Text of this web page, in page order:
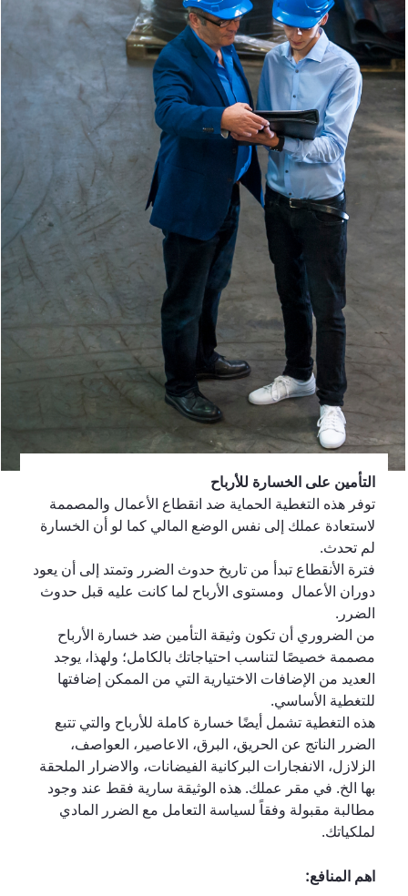
التأمين على الخسارة للأرباح
توفر هذه التغطية الحماية ضد انقطاع الأعمال والمصممة
لاستعادة عملك إلى نفس الوضع المالي كما لو أن الخسارة
لم تحدث.
فترة الأنقطاع تبدأ من تاريخ حدوث الضرر وتمتد إلى أن يعود
دوران الأعمال ومستوى الأرباح لما كانت عليه قبل حدوث
الضرر.
من الضروري أن تكون وثيقة التأمين ضد خسارة الأرباح
مصممة خصيصًا لتناسب احتياجاتك بالكامل؛ ولهذا، يوجد
العديد من الإضافات الاختيارية التي من الممكن إضافتها
للتغطية الأساسي.
هذه التغطية تشمل أيضًا خسارة كاملة للأرباح والتي تتبع
الضرر الناتج عن الحريق، البرق، الاعاصير، العواصف،
الزلازل، الانفجارات البركانية الفيضانات، والاضرار الملحقة
بها الخ. في مقر عملك. هذه الوثيقة سارية فقط عند وجود
مطالبة مقبولة وفقاً لسياسة التعامل مع الضرر المادي
لملكياتك.
اهم المنافع: